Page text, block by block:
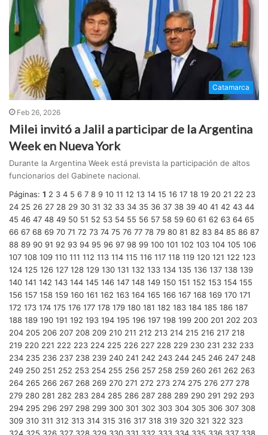
Catamarca
Feb 26, 2026
Milei invitó a Jalil a participar de la Argentina
Week en Nueva York
Durante la Argentina Week está prevista la participación de altos
funcionarios del Gabinete nacional.
Páginas: 1 2 3 4 5 6 7 8 9 10 11 12 13 14 15 16 17 18 19 20 21 22 23
24 25 26 27 28 29 30 31 32 33 34 35 36 37 38 39 40 41 42 43 44
45 46 47 48 49 50 51 52 53 54 55 56 57 58 59 60 61 62 63 64 65
66 67 68 69 70 71 72 73 74 75 76 77 78 79 80 81 82 83 84 85 86 87
88 89 90 91 92 93 94 95 96 97 98 99 100 101 102 103 104 105 106
107 108 109 110 111 112 113 114 115 116 117 118 119 120 121 122 123
124 125 126 127 128 129 130 131 132 133 134 135 136 137 138 139
140 141 142 143 144 145 146 147 148 149 150 151 152 153 154 155
156 157 158 159 160 161 162 163 164 165 166 167 168 169 170 171
172 173 174 175 176 177 178 179 180 181 182 183 184 185 186 187
188 189 190 191 192 193 194 195 196 197 198 199 200 201 202 203
204 205 206 207 208 209 210 211 212 213 214 215 216 217 218
219 220 221 222 223 224 225 226 227 228 229 230 231 232 233
234 235 236 237 238 239 240 241 242 243 244 245 246 247 248
249 250 251 252 253 254 255 256 257 258 259 260 261 262 263
264 265 266 267 268 269 270 271 272 273 274 275 276 277 278
279 280 281 282 283 284 285 286 287 288 289 290 291 292 293
294 295 296 297 298 299 300 301 302 303 304 305 306 307 308
309 310 311 312 313 314 315 316 317 318 319 320 321 322 323